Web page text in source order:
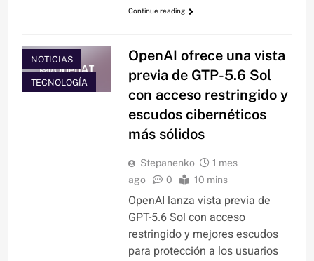
Continue reading
NOTICIAS
TECNOLOGÍA
OpenAI ofrece una vista
previa de GTP-5.6 Sol
con acceso restringido y
escudos cibernéticos
más sólidos
Stepanenko
1 mes
ago
0 10 mins
OpenAI lanza vista previa de
GPT-5.6 Sol con acceso
restringido y mejores escudos
para protección a los usuarios